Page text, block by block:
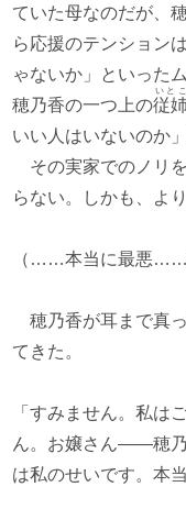
ていた母なのだが、
ら応援のテンション
ゃないか」といった
穂乃香の一つ上の従
いとこ
いい人はいないのか
その実家でのノリ
らない。しかも、よ
（……本当に最悪……
穂乃香が耳まで真
てきた。
「すみません。私は
ん。お嬢さん――穂
は私のせいです。本